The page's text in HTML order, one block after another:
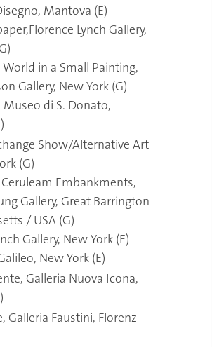
Mantova (E)
Lynch Gallery,
in a Small Painting,
Gallery, New York (G)
Museo di S. Donato,
Show/Alternative Art
(G)
Ceruleam Embankments,
Gallery, Great Barrington
/ USA (G)
Gallery, New York (E)
New York (E)
Galleria Nuova Icona,
Galleria Faustini, Florenz